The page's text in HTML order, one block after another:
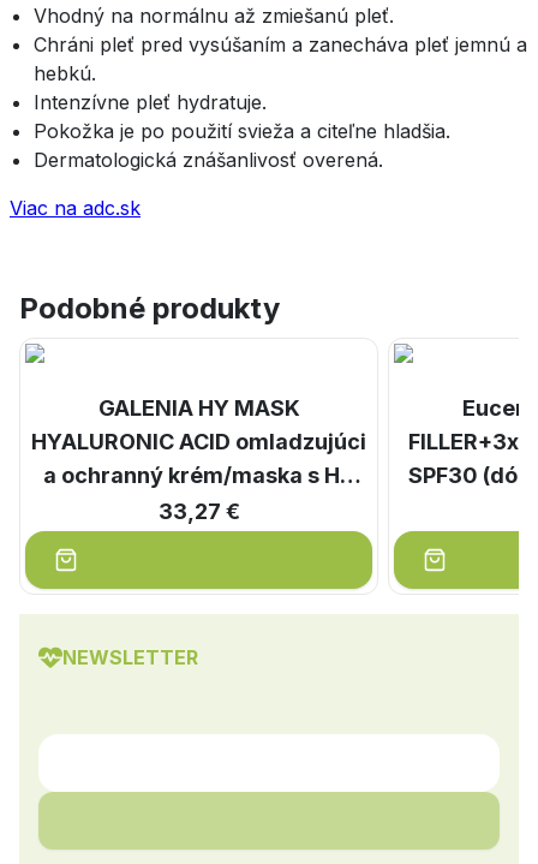
Vhodný na normálnu až zmiešanú pleť.
Chráni pleť pred vysúšaním a zanecháva pleť jemnú a
hebkú.
Intenzívne pleť hydratuje.
Pokožka je po použití svieža a citeľne hladšia.
Dermatologická znášanlivosť overená.
Viac na adc.sk
Podobné produkty
GALENIA HY MASK
HYALURONIC ACID omladzujúci
a ochranný krém/maska s HA
1x100 ml
33,27 €
SPF30
NEWSLETTER